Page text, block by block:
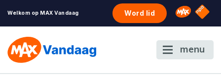
Welkom op MAX Vandaag Word lid Omroep
NPO
menu